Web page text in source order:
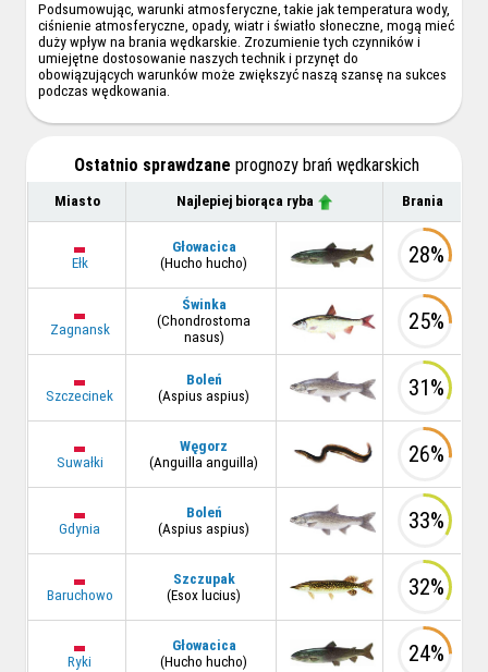
Podsumowując, warunki atmosferyczne, takie jak temperatura wody,
ciśnienie atmosferyczne, opady, wiatr i światło słoneczne, mogą mieć
duży wpływ na brania wędkarskie. Zrozumienie tych czynników i
umiejętne dostosowanie naszych technik i przynęt do
obowiązujących warunków może zwiększyć naszą szansę na sukces
podczas wędkowania.
Ostatnio sprawdzane prognozy brań wędkarskich
Miasto Najlepiej biorąca ryba Brania
Ełk
Głowacica
(Hucho hucho)
28%
Zagnansk
Świnka
(Chondrostoma
nasus)
25%
Szczecinek
Boleń
(Aspius aspius)
31%
Suwałki
Węgorz
(Anguilla anguilla)
26%
Gdynia
Boleń
(Aspius aspius)
33%
Baruchowo
Szczupak
(Esox lucius)
32%
Ryki
Głowacica
(Hucho hucho)
24%